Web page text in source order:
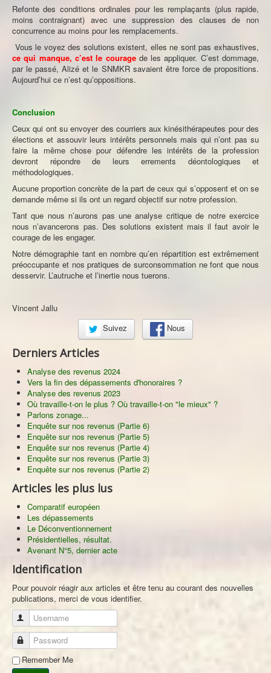
Refonte des conditions ordinales pour les remplaçants (plus rapide,
moins contraignant) avec une suppression des clauses de non
concurrence au moins pour les remplacements.
Vous le voyez des solutions existent, elles ne sont pas exhaustives,
ce qui manque, c’est le couragede les appliquer. C’est dommage,
par le passé, Alizé et le SNMKR savaient être force de propositions.
Aujourd’hui ce n’est qu’oppositions.
Conclusion
Ceux qui ont su envoyer des courriers aux kinésithérapeutes pour des
élections et assouvir leurs intérêts personnels mais qui n’ont pas su
faire la même chose pour défendre les intérêts de la profession
devront répondre de leurs errements déontologiques et
méthodologiques.
Aucune proportion concrète de la part de ceux qui s’opposent et on se
demande même si ils ont un regard objectif sur notre profession.
Tant que nous n’aurons pas une analyse critique de notre exercice
nous n’avancerons pas. Des solutions existent mais il faut avoir le
courage de les engager.
Notre démographie tant en nombre qu’en répartition est extrêmement
préoccupante et nos pratiques de surconsommation ne font que nous
desservir. L’autruche et l’inertie nous tuerons.
Vincent Jallu
Suivez
Nous
Derniers Articles
Analyse des revenus 2024
Vers la fin des dépassements d'honoraires ?
Analyse des revenus 2023
Où travaille-t-on le plus ? Où travaille-t-on "le mieux" ?
Parlons zonage...
Enquête sur nos revenus (Partie 6)
Enquête sur nos revenus (Partie 5)
Enquête sur nos revenus (Partie 4)
Enquête sur nos revenus (Partie 3)
Enquête sur nos revenus (Partie 2)
Articles les plus lus
Comparatif européen
Les dépassements
Le Déconventionnement
Présidentielles, résultat.
Avenant N°5, dernier acte
Identification
Pour pouvoir réagir aux articles et être tenu au courant des nouvelles
publications, merci de vous identifier.
Username
Password
Remember Me